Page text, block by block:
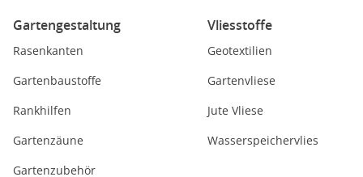
Gartengestaltung
Rasenkanten
Gartenbaustoffe
Rankhilfen
Gartenzäune
Gartenzubehör
Vliesstoffe
Geotextilien
Gartenvliese
Jute Vliese
Wasserspeichervlies